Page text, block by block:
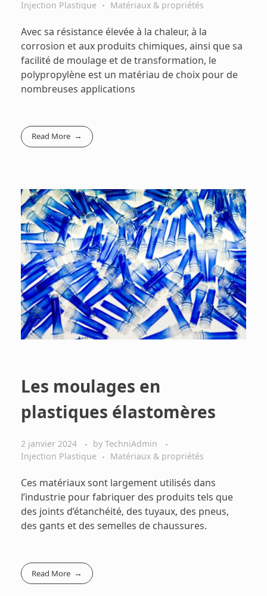
Injection Plastique
Matériaux & propriétés
Avec sa résistance élevée à la chaleur, à la
corrosion et aux produits chimiques, ainsi que sa
facilité de moulage et de transformation, le
polypropylène est un matériau de choix pour de
nombreuses applications
Read More
Les moulages en
plastiques élastomères
2 janvier 2024 by TechniAdmin
Injection Plastique
Matériaux & propriétés
Ces matériaux sont largement utilisés dans
l’industrie pour fabriquer des produits tels que
des joints d’étanchéité, des tuyaux, des pneus,
des gants et des semelles de chaussures.
Read More